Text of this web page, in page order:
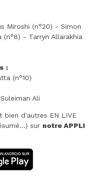
Miroshi (n°20) - Simon
(n°8) - Tarryn Allarakhia
:
(n°10)
Ali
d'autres EN LIVE
sur notre APPLI